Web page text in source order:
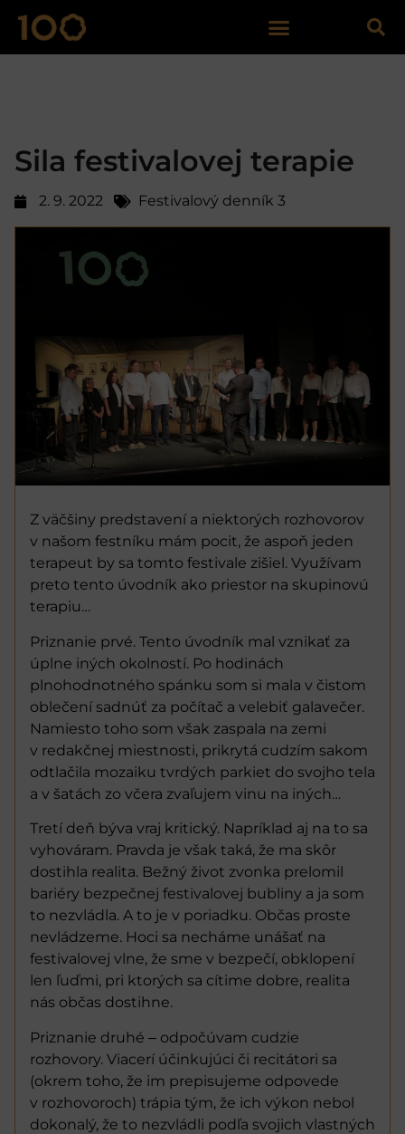
Sila festivalovej terapie
2. 9. 2022 Festivalový denník 3
Z väčšiny predstavení a niektorých rozhovorov
v našom festníku mám pocit, že aspoň jeden
terapeut by sa tomto festivale zišiel. Využívam
preto tento úvodník ako priestor na skupinovú
terapiu…
Priznanie prvé. Tento úvodník mal vznikať za
úplne iných okolností. Po hodinách
plnohodnotného spánku som si mala v čistom
oblečení sadnúť za počítač a velebiť galavečer.
Namiesto toho som však zaspala na zemi
v redakčnej miestnosti, prikrytá cudzím sakom
odtlačila mozaiku tvrdých parkiet do svojho tela
a v šatách zo včera zvaľujem vinu na iných…
Tretí deň býva vraj kritický. Napríklad aj na to sa
vyhováram. Pravda je však taká, že ma skôr
dostihla realita. Bežný život zvonka prelomil
bariéry bezpečnej festivalovej bubliny a ja som
to nezvládla. A to je v poriadku. Občas proste
nevládzeme. Hoci sa necháme unášať na
festivalovej vlne, že sme v bezpečí, obklopení
len ľuďmi, pri ktorých sa cítime dobre, realita
nás občas dostihne.
Priznanie druhé ‒ odpočúvam cudzie
rozhovory. Viacerí účinkujúci či recitátori sa
(okrem toho, že im prepisujeme odpovede
v rozhovoroch) trápia tým, že ich výkon nebol
dokonalý, že to nezvládli podľa svojich vlastných